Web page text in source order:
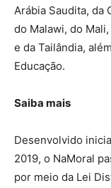
Arábia Saudita, da
do Malawi, do
e da Tailândia,
Educação.
Saiba mais
Desenvolvido
2019, o NaMoral
por meio da Lei